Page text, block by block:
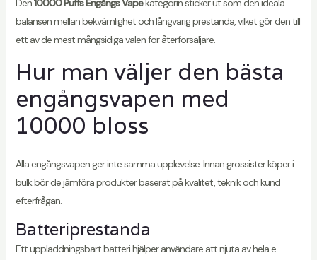
Den10000 Puffs Engångs Vapekategorin sticker ut som den ideala
balansen mellan bekvämlighet och långvarig prestanda, vilket gör den till
ett av de mest mångsidiga valen för återförsäljare.
Hur man väljer den bästa
engångsvapen med
10000 bloss
Alla engångsvapen ger inte samma upplevelse. Innan grossister köper i
bulk bör de jämföra produkter baserat på kvalitet, teknik och kund
efterfrågan.
Batteriprestanda
Ett uppladdningsbart batteri hjälper användare att njuta av hela e-